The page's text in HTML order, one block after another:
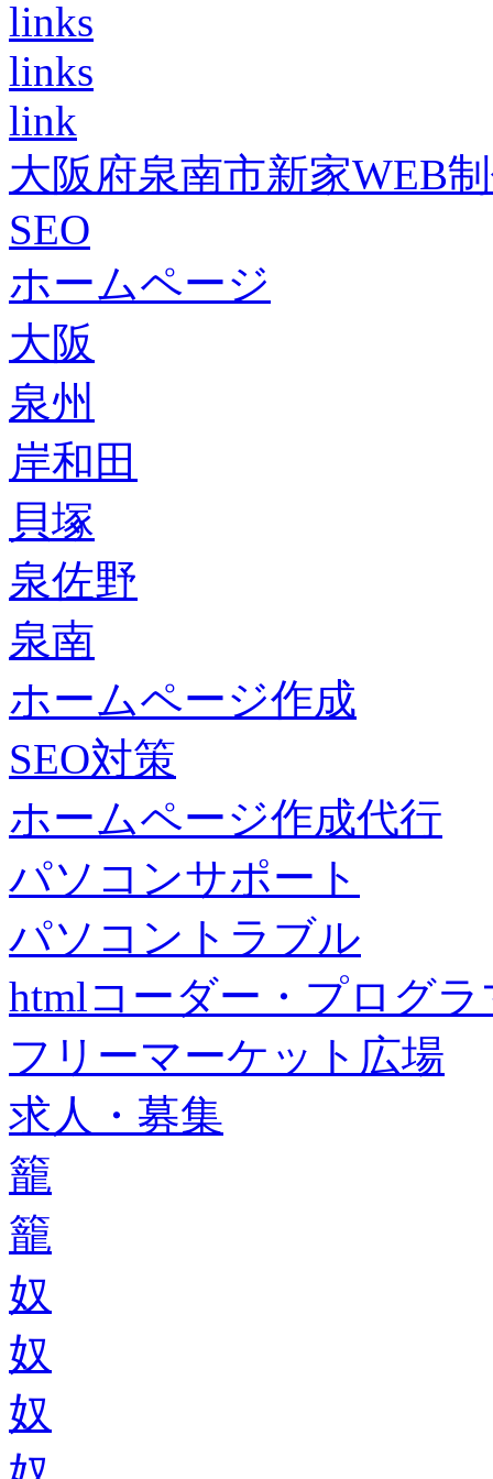
links
links
link
大阪府泉南市新家WEB
SEO
ホームページ
大阪
泉州
岸和田
貝塚
泉佐野
泉南
ホームページ作成
SEO対策
ホームページ作成代行
パソコンサポート
パソコントラブル
htmlコーダー・プログラ
フリーマーケット広場
求人・募集
籠
籠
奴
奴
奴